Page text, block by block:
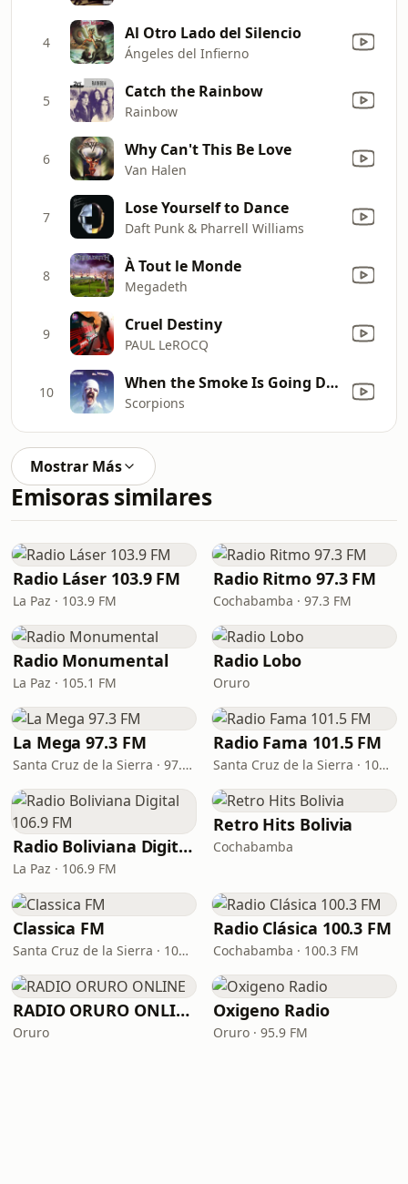
4 Al Otro Lado del Silencio
Ángeles del Infierno
5 Catch the Rainbow
Rainbow
6 Why Can't This Be Love
Van Halen
7 Lose Yourself to Dance
Daft Punk & Pharrell Williams
8 À Tout le Monde
Megadeth
9 Cruel Destiny
PAUL LeROCQ
10 When the Smoke Is Going Down
Scorpions
Mostrar Más
Emisoras similares
Radio Láser 103.9 FM
La Paz · 103.9 FM
Radio Ritmo 97.3 FM
Cochabamba · 97.3 FM
Radio Monumental
La Paz · 105.1 FM
Radio Lobo
Oruro
La Mega 97.3 FM
Santa Cruz de la Sierra · 97.3 FM
Radio Fama 101.5 FM
Santa Cruz de la Sierra · 101.5 FM
Radio Boliviana Digital 106.9 FM
La Paz · 106.9 FM
Retro Hits Bolivia
Cochabamba
Classica FM
Santa Cruz de la Sierra · 106.9 FM
Radio Clásica 100.3 FM
Cochabamba · 100.3 FM
RADIO ORURO ONLINE
Oruro
Oxigeno Radio
Oruro · 95.9 FM